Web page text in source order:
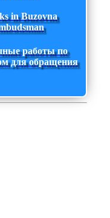
in Buzovna
работы по
для обращения